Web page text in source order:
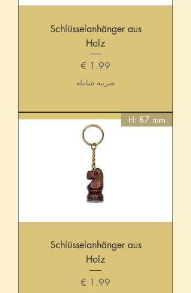
Schlüsselanhänger aus
Holz
السعر
ضريبة شاملة
H: 87 mm
Schlüsselanhänger aus
Holz
السعر